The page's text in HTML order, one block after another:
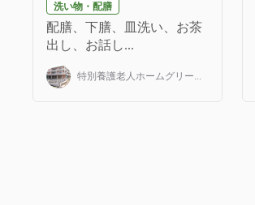
洗い物・配膳
配膳、下膳、皿洗い、お茶
出し、お話し...
特別養護老人ホームグリー...